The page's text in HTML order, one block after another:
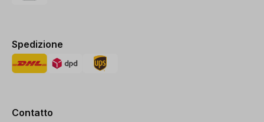
Spedizione
Contatto